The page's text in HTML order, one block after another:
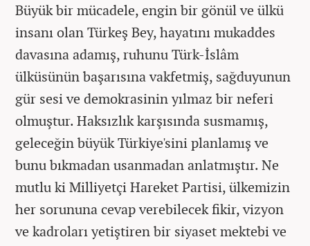
Büyük bir mücadele, engin bir gönül ve ülkü
insanı olan Türkeş Bey, hayatını mukaddes
davasına adamış, ruhunu Türk-İslâm
ülküsünün başarısına vakfetmiş, sağduyunun
gür sesi ve demokrasinin yılmaz bir neferi
olmuştur. Haksızlık karşısında susmamış,
geleceğin büyük Türkiye'sini planlamış ve
bunu bıkmadan usanmadan anlatmıştır. Ne
mutlu ki Milliyetçi Hareket Partisi, ülkemizin
her sorununa cevap verebilecek fikir, vizyon
ve kadroları yetiştiren bir siyaset mektebi ve